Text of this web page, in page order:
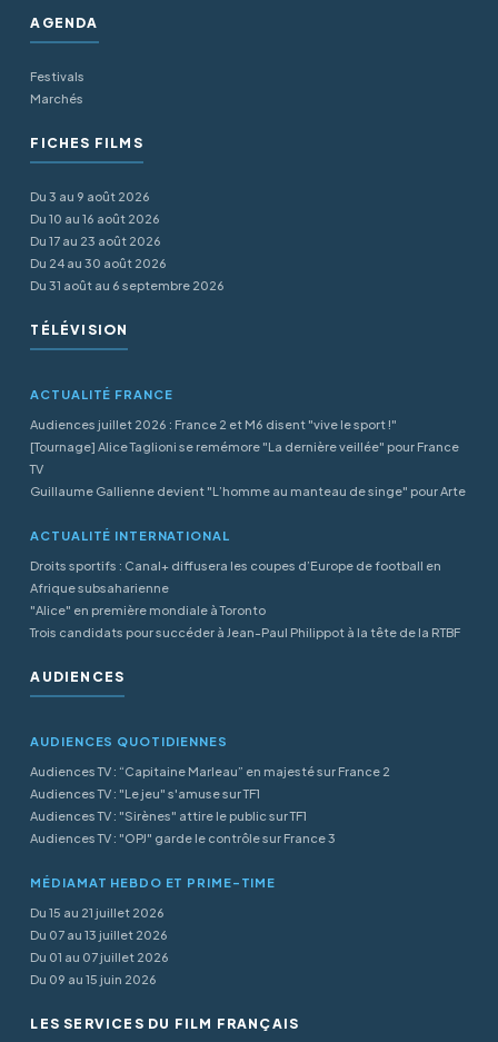
AGENDA
Festivals
Marchés
FICHES FILMS
Du 3 au 9 août 2026
Du 10 au 16 août 2026
Du 17 au 23 août 2026
Du 24 au 30 août 2026
Du 31 août au 6 septembre 2026
TÉLÉVISION
ACTUALITÉ FRANCE
Audiences juillet 2026 : France 2 et M6 disent "vive le sport !"
[Tournage] Alice Taglioni se remémore "La dernière veillée" pour France
TV
Guillaume Gallienne devient "L’homme au manteau de singe" pour Arte
ACTUALITÉ INTERNATIONAL
Droits sportifs : Canal+ diffusera les coupes d’Europe de football en
Afrique subsaharienne
"Alice" en première mondiale à Toronto
Trois candidats pour succéder à Jean-Paul Philippot à la tête de la RTBF
AUDIENCES
AUDIENCES QUOTIDIENNES
Audiences TV : “Capitaine Marleau” en majesté sur France 2
Audiences TV : "Le jeu" s'amuse sur TF1
Audiences TV : "Sirènes" attire le public sur TF1
Audiences TV : "OPJ" garde le contrôle sur France 3
MÉDIAMAT HEBDO ET PRIME-TIME
Du 15 au 21 juillet 2026
Du 07 au 13 juillet 2026
Du 01 au 07 juillet 2026
Du 09 au 15 juin 2026
LES SERVICES DU FILM FRANÇAIS